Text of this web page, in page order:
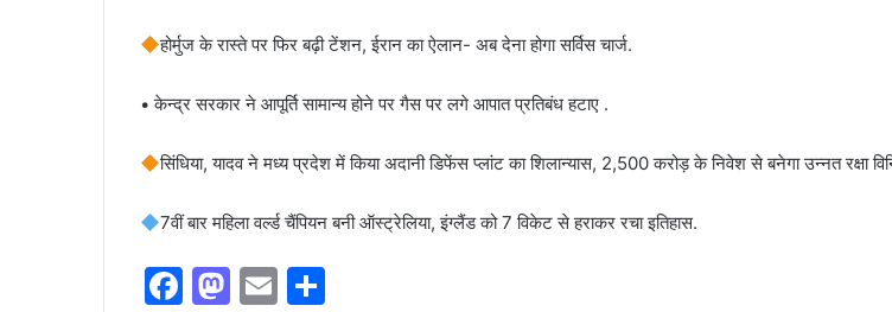
होर्मुज के रास्ते पर फिर बढ़ी टेंशन, ईरान का ऐलान- अब देना होगा सर्विस चार्ज.
• केन्द्र सरकार ने आपूर्ति सामान्य होने पर गैस पर लगे आपात प्रतिबंध हटाए .
सिंधिया, यादव ने मध्य प्रदेश में किया अदानी डिफेंस प्लांट का शिलान्यास, 2,500 करोड़ के निवेश से बनेगा उन्नत रक्षा
7वीं बार महिला वर्ल्ड चैंपियन बनी ऑस्ट्रेलिया, इंग्लैंड को 7 विकेट से हराकर रचा इतिहास.
F
M E